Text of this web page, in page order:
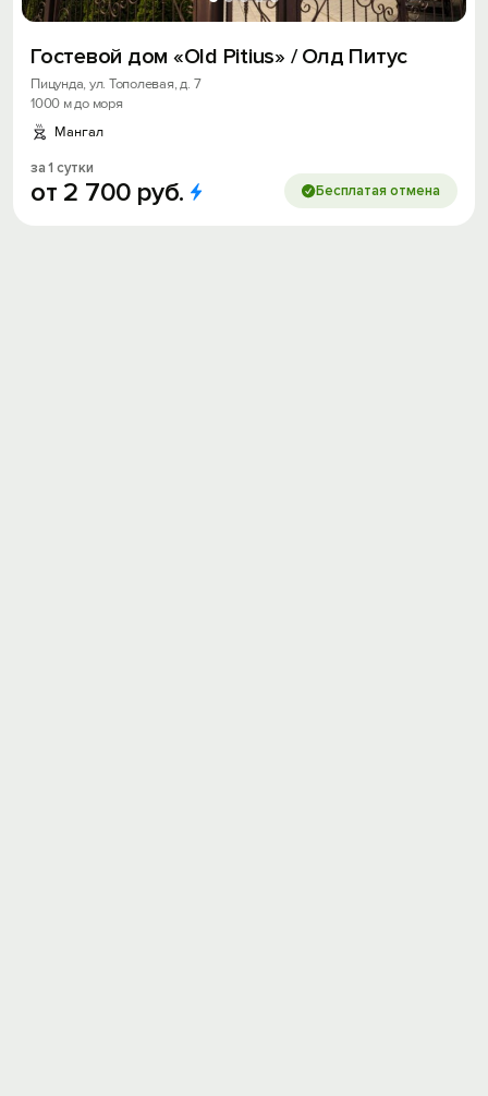
Гостевой дом «Old Pitius» / Олд Питус
Пицунда, ул. Тополевая, д. 7
1000 м до моря
Мангал
за 1 сутки
от 2 700 руб. Бесплатая отмена